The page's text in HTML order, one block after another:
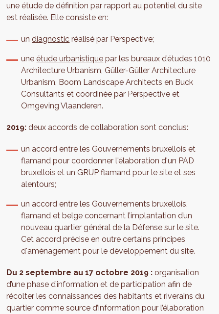
une étude de définition par rapport au potentiel du site
est réalisée. Elle consiste en:
undiagnostic réalisé par Perspective;
uneétude urbanistique par les bureaux d’études 1010
Architecture Urbanism, Güller-Güller Architecture
Urbanism, Boom Landscape Architects en Buck
Consultants et coördinée par Perspective et
Omgeving Vlaanderen.
2019:deux accords de collaboration sont conclus:
un accord entre les Gouvernements bruxellois et
flamand pour coordonner l'élaboration d'un PAD
bruxellois et un GRUP flamand pour le site et ses
alentours;
un accord entre les Gouvernements bruxellois,
flamand et belge concernant l’implantation d’un
nouveau quartier général de la Défense sur le site.
Cet accord précise en outre certains principes
d'aménagement pour le développement du site.
Du 2 septembre au 17 octobre 2019 :organisation
d’une phase d’information et de participation afin de
récolter les connaissances des habitants et riverains du
quartier comme source d’information pour l’élaboration